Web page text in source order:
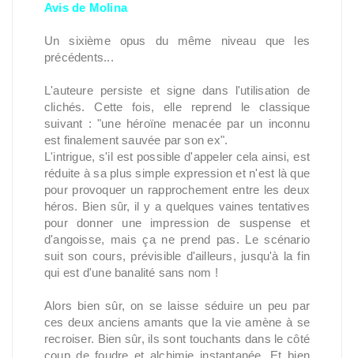
Avis de Molina
Un sixième opus du même niveau que les
précédents...
L'auteure persiste et signe dans l'utilisation de
clichés. Cette fois, elle reprend le classique
suivant : "une héroïne menacée par un inconnu
est finalement sauvée par son ex".
L'intrigue, s'il est possible d'appeler cela ainsi, est
réduite à sa plus simple expression et n'est là que
pour provoquer un rapprochement entre les deux
héros. Bien sûr, il y a quelques vaines tentatives
pour donner une impression de suspense et
d'angoisse, mais ça ne prend pas. Le scénario
suit son cours, prévisible d'ailleurs, jusqu'à la fin
qui est d'une banalité sans nom !
Alors bien sûr, on se laisse séduire un peu par
ces deux anciens amants que la vie amène à se
recroiser. Bien sûr, ils sont touchants dans le côté
coup de foudre et alchimie instantanée. Et bien